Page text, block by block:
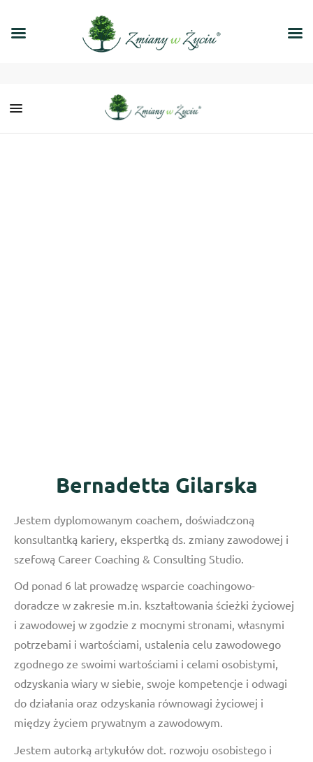
Bernadetta Gilarska
Jestem dyplomowanym coachem, doświadczoną
konsultantką kariery, ekspertką ds. zmiany zawodowej i
szefową Career Coaching & Consulting Studio.
Od ponad 6 lat prowadzę wsparcie coachingowo-
doradcze w zakresie m.in. kształtowania ścieżki życiowej
i zawodowej w zgodzie z mocnymi stronami, własnymi
potrzebami i wartościami, ustalenia celu zawodowego
zgodnego ze swoimi wartościami i celami osobistymi,
odzyskania wiary w siebie, swoje kompetencje i odwagi
do działania oraz odzyskania równowagi życiowej i
między życiem prywatnym a zawodowym.
Jestem autorką artykułów dot. rozwoju osobistego i